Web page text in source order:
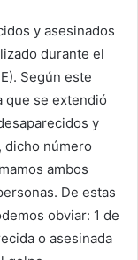
y asesinados
durante el
Según este
que se extendió
y
dicho número
ambos
De estas
obviar: 1 de
o asesinada